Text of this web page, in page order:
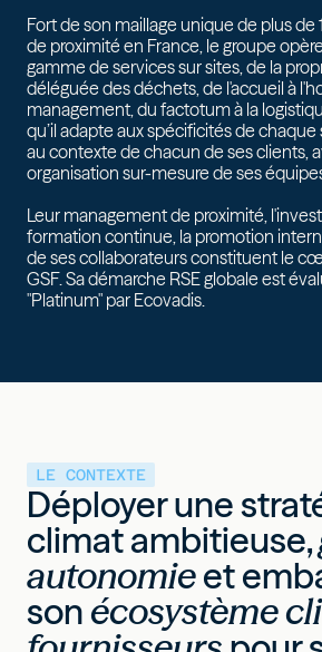
Fort de son maillage unique de plus
de proximité en France, le groupe
gamme de services sur sites, de la
déléguée des déchets, de l'accueil à
management, du factotum à la
qu’il adapte aux spécificités de
au contexte de chacun de ses clients,
organisation sur-mesure de ses
Leur management de proximité,
formation continue, la promotion
de ses collaborateurs constituent le
GSF. Sa démarche RSE globale est
"Platinum" par Ecovadis.
LE CONTEXTE
Déployer une
climat ambitieuse,
autonomieet
son écosystème